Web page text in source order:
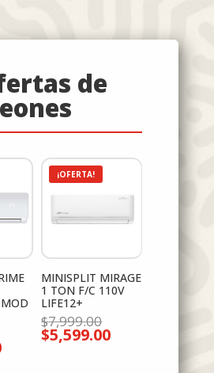
de
El
¡OFERTA!
MINISPLIT MIRAGE
1 TON F/C 110V
LIFE12+
$7,999.00El
precio
original
$5,599.00El